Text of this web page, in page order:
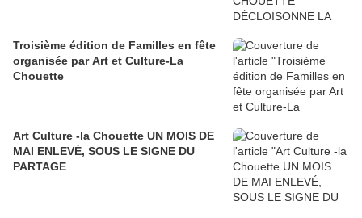
Troisième édition de Familles en fête
organisée par Art et Culture-La
Chouette
Art Culture -la Chouette UN MOIS DE
MAI ENLEVÉ, SOUS LE SIGNE DU
PARTAGE